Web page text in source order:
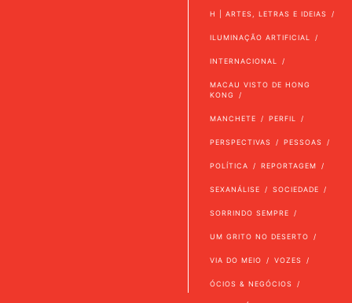
H | ARTES, LETRAS E IDEIAS
ILUMINAÇÃO ARTIFICIAL
INTERNACIONAL
MACAU VISTO DE HONG
KONG
MANCHETE PERFIL
PERSPECTIVAS PESSOAS
POLÍTICA REPORTAGEM
SEXANÁLISE SOCIEDADE
SORRINDO SEMPRE
UM GRITO NO DESERTO
VIA DO MEIO VOZES
ÓCIOS & NEGÓCIOS